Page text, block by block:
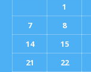
1
7
8
14
15
21
22